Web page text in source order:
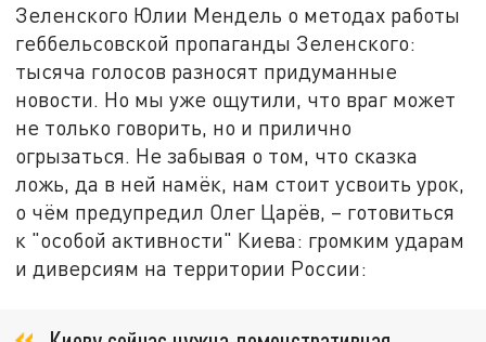
Зеленского Юлии Мендель о методах работы
геббельсовской пропаганды Зеленского:
тысяча голосов разносят придуманные
новости. Но мы уже ощутили, что враг может
не только говорить, но и прилично
огрызаться. Не забывая о том, что сказка
ложь, да в ней намёк, нам стоит усвоить урок,
о чём предупредил Олег Царёв, – готовиться
к "особой активности" Киева: громким ударам
и диверсиям на территории России: